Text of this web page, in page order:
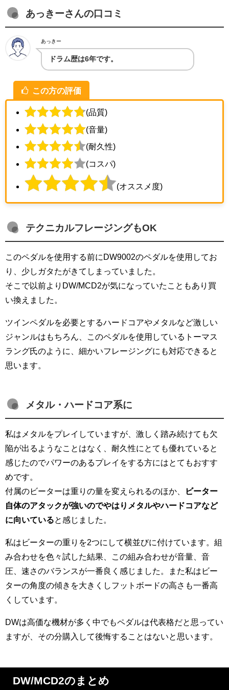
あっきーさんの口コミ
あっきー
ドラム歴は6年です。
この方の評価
(品質)
(音量)
(耐久性)
(コスパ)
(オススメ度)
テクニカルフレージングもOK
このペダルを使用する前にDW9002のペダルを使用してお
り、少しガタたがきてしまっていました。
そこで以前よりDW/MCD2が気になっていたこともあり買
い換えました。
ツインペダルを必要とするハードコアやメタルなど激しい
ジャンルはもちろん、このペダルを使用しているトーマス
ラング氏のように、細かいフレージングにも対応できると
思います。
メタル・ハードコア系に
私はメタルをプレイしていますが、激しく踏み続けても欠
陥が出るようなことはなく、耐久性にとても優れていると
感じたのでパワーのあるプレイをする方にはとてもおすす
めです。
付属のビーターは重りの量を変えられるのほか、
ビーター
自体のアタックが強いのでやはりメタルやハードコアなど
に向いている と感じました。
私はビーターの重りを2つにして横並びに付けています。組
み合わせを色々試した結果、この組み合わせが音量、音
圧、速さのバランスが一番良く感じました。また私はビー
ターの角度の傾きを大きくしフットボードの高さも一番高
くしています。
DWは高価な機材が多く中でもペダルは代表格だと思ってい
ますが、その分購入して後悔することはないと思います。
DW/MCD2のまとめ